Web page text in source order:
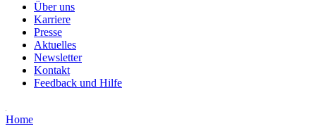
Über uns
Karriere
Presse
Aktuelles
Newsletter
Kontakt
Feedback und Hilfe
Home